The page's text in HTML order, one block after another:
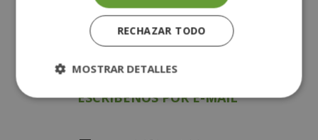
Ir al mapa
ESCRÍBENOS POR E-MAIL
RECHAZAR TODO
MOSTRAR DETALLES